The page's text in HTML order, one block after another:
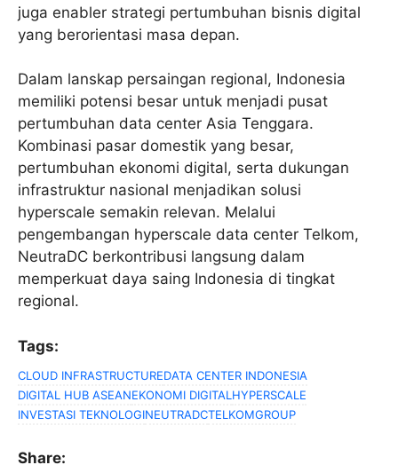
juga enabler strategi pertumbuhan bisnis digital
yang berorientasi masa depan.
Dalam lanskap persaingan regional, Indonesia
memiliki potensi besar untuk menjadi pusat
pertumbuhan data center Asia Tenggara.
Kombinasi pasar domestik yang besar,
pertumbuhan ekonomi digital, serta dukungan
infrastruktur nasional menjadikan solusi
hyperscale semakin relevan. Melalui
pengembangan hyperscale data center Telkom,
NeutraDC berkontribusi langsung dalam
memperkuat daya saing Indonesia di tingkat
regional.
Tags:
CLOUD INFRASTRUCTUREDATA CENTER INDONESIA
DIGITAL HUB ASEANEKONOMI DIGITAL HYPERSCALE
INVESTASI TEKNOLOGINEUTRADCTELKOMGROUP
Share: